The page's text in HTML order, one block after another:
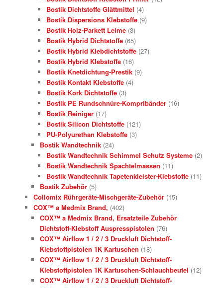
Bostik Dichtstoffe Glättmittel (4)
Bostik Dispersions Klebstoffe (9)
Bostik Holz-Parkett Leime (3)
Bostik Hybrid Dichtstoffe (65)
Bostik Hybrid Klebdichtstoffe (27)
Bostik Hybrid Klebstoffe (16)
Bostik Knetdichtung-Prestik (9)
Bostik Kontakt Klebstoffe (4)
Bostik Kork Dichtstoffe (3)
Bostik PE Rundschnüre-Kompribänder (16)
Bostik Reiniger (17)
Bostik Silicon Dichtstoffe (121)
PU-Polyurethan Klebstoffe (3)
Bostik Wandtechnik (24)
Bostik Wandtechnik Schimmel Schutz Systeme (2)
Bostik Wandtechnik Spachtelmassen (11)
Bostik Wandtechnik Tapetenkleister-Klebstoffe (11)
Bostik Zubehör (5)
Collomix Rührgeräte-Mischgeräte-Zubehör (15)
COX™ a Medmix Brand, (402)
COX™ a Medmix Brand, Ersatzteile Zubehör
Dichtstoff-Klebstoff Auspresspistolen (76)
COX™ Airflow 1 / 2 / 3 Druckluft Dichtstoff-
Klebstoffpistolen 1K Kartuschen (18)
COX™ Airflow 1 / 2 / 3 Druckluft Dichtstoff-
Klebstoffpistolen 1K Kartuschen-Schlauchbeutel (12)
COX™ Airflow 1 / 2 / 3 Druckluft Dichtstoff-